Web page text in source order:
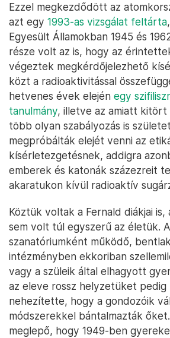
Ezzel megkezdődött az
azt egy 1993-as vizsgálat feltárta
Egyesült Államokban 1945 és
része volt az is, hogy az
végeztek megkérdőjelezhető
közt a radioaktivitással
hetvenes évek elején egy
tanulmány, illetve az amiatt
több olyan szabályozás is
megpróbálták elejét venni az
kísérletezgetésnek, addigra
emberek és katonák százezreit
akaratukon kívül radioaktív
Köztük voltak a Fernald diákjai is,
sem volt túl egyszerű az életük.
szanatóriumként működő,
intézményben ekkoriban
vagy a szüleik által elhagyott
az eleve rossz helyzetüket
nehezítette, hogy a gondozóik
módszerekkel bántalmazták
meglepő, hogy 1949-ben